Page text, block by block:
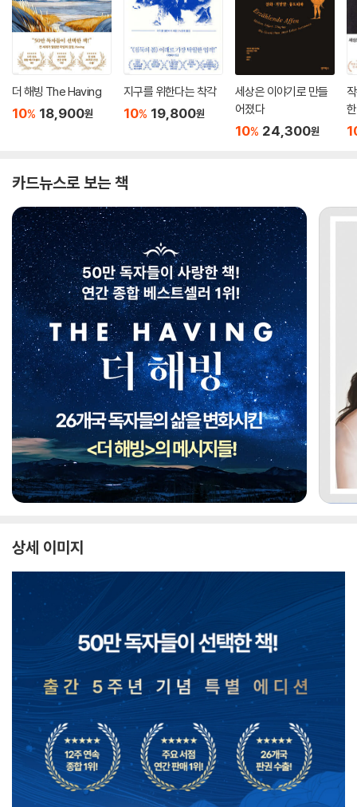
더 해빙 The Having
10% 18,900원
지구를 위한다는 착각
10% 19,800원
세상은 이야기로 만들
어졌다
10% 24,300원
카드뉴스로 보는 책
상세 이미지